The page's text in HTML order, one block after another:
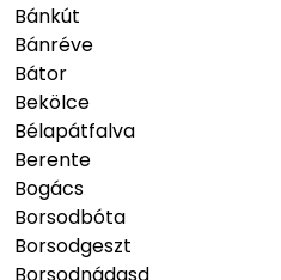
Bánkút
Bánréve
Bátor
Bekölce
Bélapátfalva
Berente
Bogács
Borsodbóta
Borsodgeszt